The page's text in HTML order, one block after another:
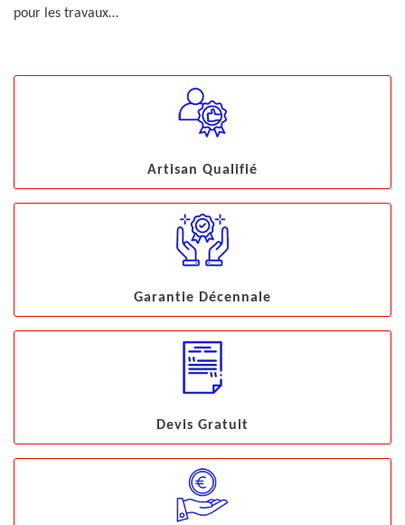
pour les travaux…
Artisan Qualifié
Garantie Décennale
Devis Gratuit